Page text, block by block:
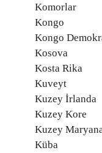
Komorlar
Kongo
Kongo
Kosova
Kosta Rika
Kuveyt
Kuzey İrlanda
Kuzey Kore
Kuzey
Küba